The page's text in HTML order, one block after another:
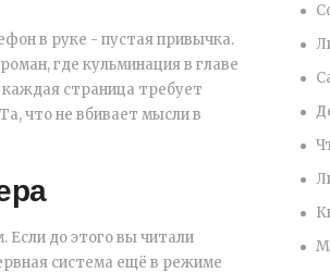
в руке - пустая привычка.
где кульминация в главе
каждая страница требует
что не вбивает мысли в
до этого вы читали
система ещё в режиме